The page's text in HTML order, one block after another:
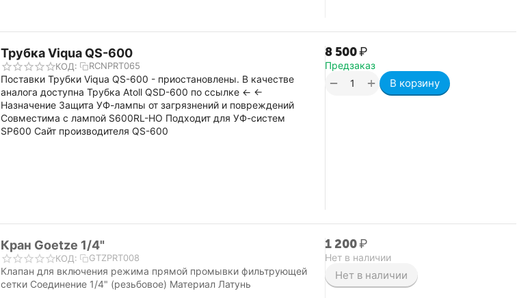
Трубка Viqua QS-600
КОД: RCNPRT065
Поставки Трубки Viqua QS-600 - приостановлены. В качестве
аналога доступна Трубка Atoll QSD-600 по ссылке ← ←
Назначение Защита УФ-лампы от загрязнений и повреждений
Совместима с лампой S600RL-HO Подходит для УФ-систем
SP600 Сайт производителя QS-600
8 500₽
Предзаказ
+
− В корзину
Кран Goetze 1/4"
КОД: GTZPRT008
Клапан для включения режима прямой промывки фильтрующей
сетки Соединение 1/4" (резьбовое) Материал Латунь
1 200₽
Нет в наличии
Нет в наличии